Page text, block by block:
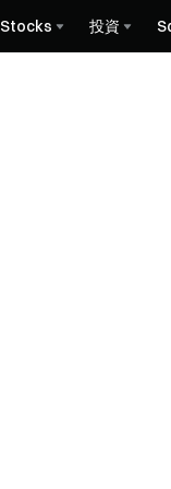
Stocks 投資